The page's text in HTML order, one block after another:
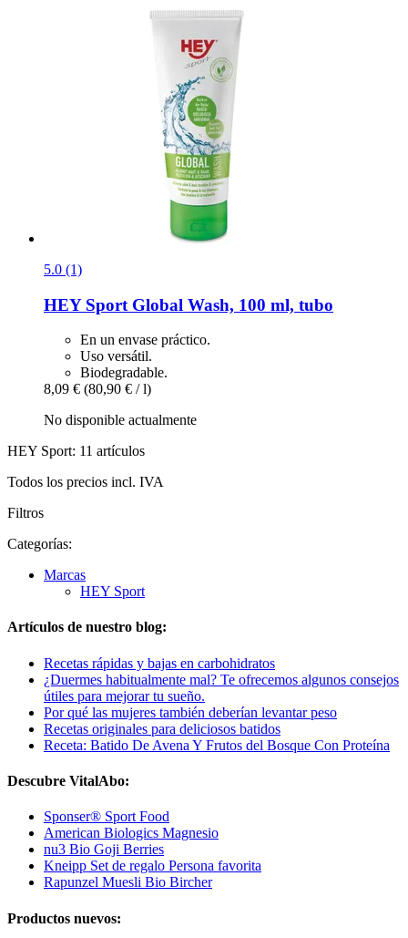
5.0 (1)
HEY Sport Global Wash, 100 ml, tubo
En un envase práctico.
Uso versátil.
Biodegradable.
8,09 € (80,90 € / l)
No disponible actualmente
HEY Sport: 11 artículos
Todos los precios incl. IVA
Filtros
Categorías:
Marcas
HEY Sport
Artículos de nuestro blog:
Recetas rápidas y bajas en carbohidratos
¿Duermes habitualmente mal? Te ofrecemos algunos consejos
útiles para mejorar tu sueño.
Por qué las mujeres también deberían levantar peso
Recetas originales para deliciosos batidos
Receta: Batido De Avena Y Frutos del Bosque Con Proteína
Descubre VitalAbo:
Sponser® Sport Food
American Biologics Magnesio
nu3 Bio Goji Berries
Kneipp Set de regalo Persona favorita
Rapunzel Muesli Bio Bircher
Productos nuevos: